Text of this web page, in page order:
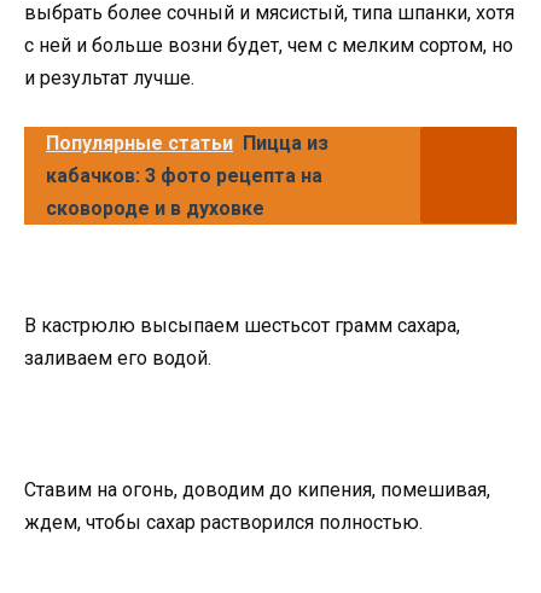
выбрать более сочный и мясистый, типа шпанки, хотя
с ней и больше возни будет, чем с мелким сортом, но
и результат лучше.
Популярные статьи Пицца из
кабачков: 3 фото рецепта на
сковороде и в духовке
В кастрюлю высыпаем шестьсот грамм сахара,
заливаем его водой.
Ставим на огонь, доводим до кипения, помешивая,
ждем, чтобы сахар растворился полностью.